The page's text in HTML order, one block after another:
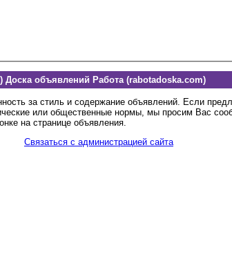
Доска объявлений Работа (rabotadoska.com)
за стиль и содержание объявлений. Если
или общественные нормы, мы просим Вас
на странице объявления.
Связаться с администрацией сайта